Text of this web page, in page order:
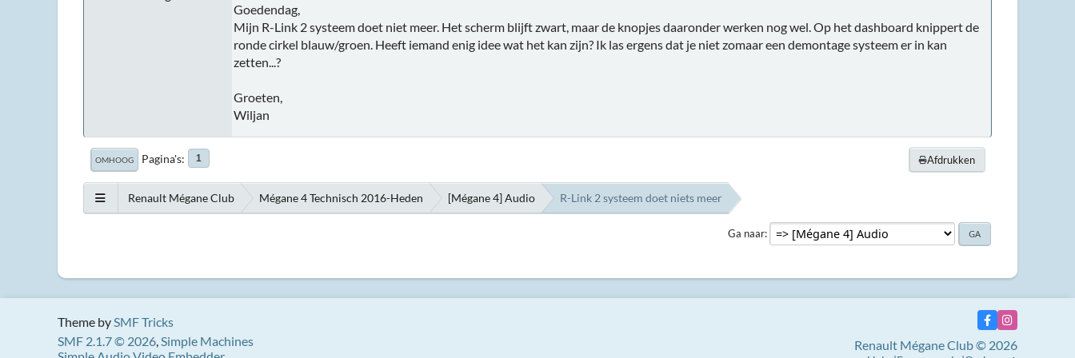
Goedendag,
Mijn R-Link 2 systeem doet niet meer. Het scherm blijft zwart, maar de knopjes daaronder werken nog wel. Op het dashboard knippert de
ronde cirkel blauw/groen. Heeft iemand enig idee wat het kan zijn? Ik las ergens dat je niet zomaar een demontage systeem er in kan
zetten...?
Groeten,
Wiljan
Afdrukken
OMHOOG Pagina's 1
Renault Mégane Club Mégane 4 Technisch 2016-Heden [Mégane 4] Audio R-Link 2 systeem doet niets meer
Ga naar
Theme bySMF Tricks
SMF 2.1.7 © 2026,Simple Machines
Renault Mégane Club © 2026